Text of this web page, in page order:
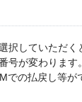
択していただ
号が変わります。
での払戻し等が